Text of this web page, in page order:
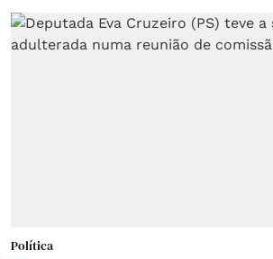
Política